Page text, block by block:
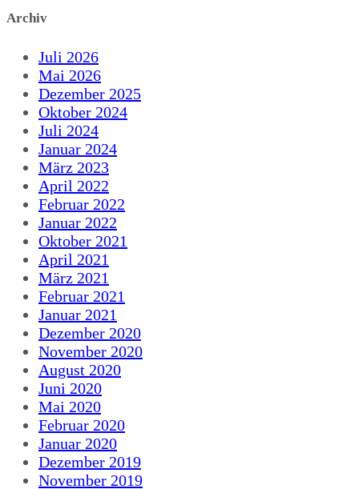
Archiv
Juli 2026
Mai 2026
Dezember 2025
Oktober 2024
Juli 2024
Januar 2024
März 2023
April 2022
Februar 2022
Januar 2022
Oktober 2021
April 2021
März 2021
Februar 2021
Januar 2021
Dezember 2020
November 2020
August 2020
Juni 2020
Mai 2020
Februar 2020
Januar 2020
Dezember 2019
November 2019